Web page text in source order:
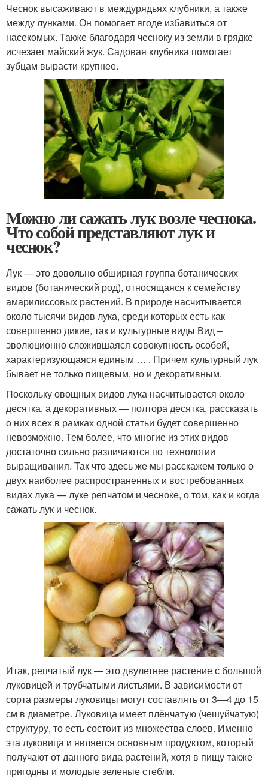
Чеснок высаживают в междурядьях клубники, а также
между лунками. Он помогает ягоде избавиться от
насекомых. Также благодаря чесноку из земли в грядке
исчезает майский жук. Садовая клубника помогает
зубцам вырасти крупнее.
Можно ли сажать лук возле чеснока.
Что собой представляют лук и
чеснок?
Лук — это довольно обширная группа ботанических
видов (ботанический род), относящаяся к семейству
амарилиссовых растений. В природе насчитывается
около тысячи видов лука, среди которых есть как
совершенно дикие, так и культурные виды Вид –
эволюционно сложившаяся совокупность особей,
характеризующаяся единым … . Причем культурный лук
бывает не только пищевым, но и декоративным.
Поскольку овощных видов лука насчитывается около
десятка, а декоративных — полтора десятка, рассказать
о них всех в рамках одной статьи будет совершенно
невозможно. Тем более, что многие из этих видов
достаточно сильно различаются по технологии
выращивания. Так что здесь же мы расскажем только о
двух наиболее распространенных и востребованных
видах лука — луке репчатом и чесноке, о том, как и когда
сажать лук и чеснок.
Итак, репчатый лук — это двулетнее растение с большой
луковицей и трубчатыми листьями. В зависимости от
сорта размеры луковицы могут составлять от 3—4 до 15
см в диаметре. Луковица имеет плёнчатую (чешуйчатую)
структуру, то есть состоит из множества слоев. Именно
эта луковица и является основным продуктом, который
получают от данного вида растений, хотя в пищу также
пригодны и молодые зеленые стебли.